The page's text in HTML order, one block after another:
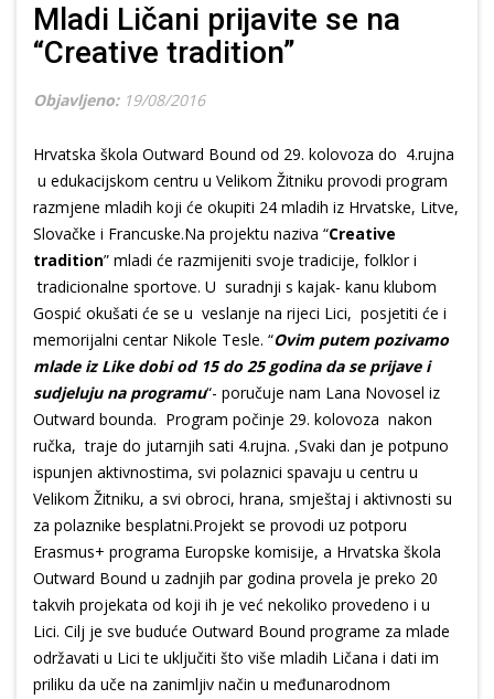
Mladi Ličani prijavite se na
“Creative tradition”
Objavljeno: 19/08/2016
Hrvatska škola Outward Bound od 29. kolovoza do 4.rujna
u edukacijskom centru u Velikom Žitniku provodi program
razmjene mladih koji će okupiti 24 mladih iz Hrvatske, Litve,
Slovačke i Francuske.Na projektu naziva “Creative
tradition” mladi će razmijeniti svoje tradicije, folklor i
tradicionalne sportove. U suradnji s kajak- kanu klubom
Gospić okušati će se u veslanje na rijeci Lici, posjetiti će i
memorijalni centar Nikole Tesle. “Ovim putem pozivamo
mlade iz Like dobi od 15 do 25 godina da se prijave i
sudjeluju na programu“- poručuje nam Lana Novosel iz
Outward bounda. Program počinje 29. kolovoza nakon
ručka, traje do jutarnjih sati 4.rujna. ,Svaki dan je potpuno
ispunjen aktivnostima, svi polaznici spavaju u centru u
Velikom Žitniku, a svi obroci, hrana, smještaj i aktivnosti su
za polaznike besplatni.Projekt se provodi uz potporu
Erasmus+ programa Europske komisije, a Hrvatska škola
Outward Bound u zadnjih par godina provela je preko 20
takvih projekata od koji ih je već nekoliko provedeno i u
Lici. Cilj je sve buduće Outward Bound programe za mlade
održavati u Lici te uključiti što više mladih Ličana i dati im
priliku da uče na zanimljiv način u međunarodnom